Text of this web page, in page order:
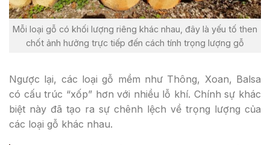
Mỗi loại gỗ có khối lượng riêng khác nhau, đây là yếu tố then
chốt ảnh hưởng trực tiếp đến cách tính trọng lượng gỗ
Ngược lại, các loại gỗ mềm như Thông, Xoan, Balsa
có cấu trúc “xốp” hơn với nhiều lỗ khí. Chính sự khác
biệt này đã tạo ra sự chênh lệch về trọng lượng của
các loại gỗ khác nhau.